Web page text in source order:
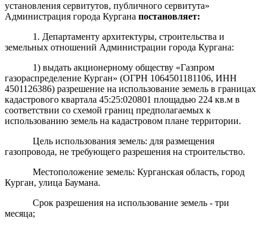
установления сервитутов, публичного сервитута»
Администрация города Кургана постановляет:
1. Департаменту архитектуры, строительства и
земельных отношений Администрации города Кургана:
1) выдать акционерному обществу «Газпром
газораспределение Курган» (ОГРН 1064501181106, ИНН
4501126386) разрешение на использование земель в границах
кадастрового квартала 45:25:020801 площадью 224 кв.м в
соответствии со схемой границ предполагаемых к
использованию земель на кадастровом плане территории.
Цель использования земель: для размещения
газопровода, не требующего разрешения на строительство.
Местоположение земель: Курганская область, город
Курган, улица Баумана.
Срок разрешения на использование земель - три
месяца;